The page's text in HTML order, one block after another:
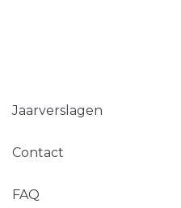
Jaarverslagen
Contact
FAQ